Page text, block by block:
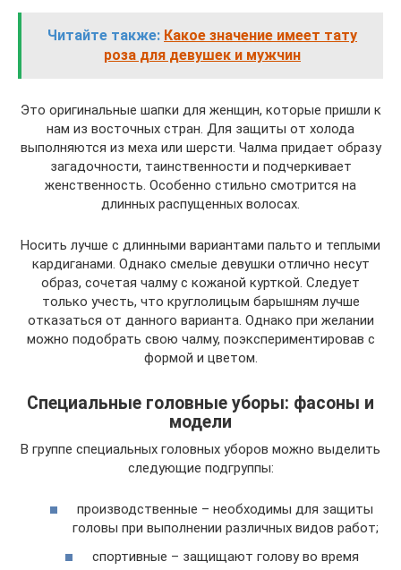
Читайте также: Какое значение имеет тату
роза для девушек и мужчин
Это оригинальные шапки для женщин, которые пришли к
нам из восточных стран. Для защиты от холода
выполняются из меха или шерсти. Чалма придает образу
загадочности, таинственности и подчеркивает
женственность. Особенно стильно смотрится на
длинных распущенных волосах.
Носить лучше с длинными вариантами пальто и теплыми
кардиганами. Однако смелые девушки отлично несут
образ, сочетая чалму с кожаной курткой. Следует
только учесть, что круглолицым барышням лучше
отказаться от данного варианта. Однако при желании
можно подобрать свою чалму, поэкспериментировав с
формой и цветом.
Специальные головные уборы: фасоны и
модели
В группе специальных головных уборов можно выделить
следующие подгруппы:
производственные – необходимы для защиты
головы при выполнении различных видов работ;
спортивные – защищают голову во время